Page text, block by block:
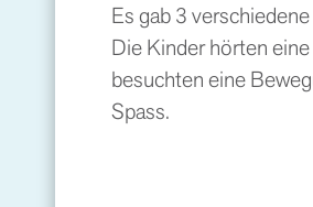
Es gab 3
Die Kinder hörten
besuchten eine
Spass.